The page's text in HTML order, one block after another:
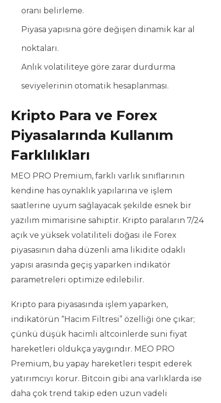
oranı belirleme.
Piyasa yapısına göre değişen dinamik kar al
noktaları.
Anlık volatiliteye göre zarar durdurma
seviyelerinin otomatik hesaplanması.
Kripto Para ve Forex
Piyasalarında Kullanım
Farklılıkları
MEO PRO Premium, farklı varlık sınıflarının
kendine has oynaklık yapılarına ve işlem
saatlerine uyum sağlayacak şekilde esnek bir
yazılım mimarisine sahiptir. Kripto paraların 7/24
açık ve yüksek volatiliteli doğası ile Forex
piyasasının daha düzenli ama likidite odaklı
yapısı arasında geçiş yaparken indikatör
parametreleri optimize edilebilir.
Kripto para piyasasında işlem yaparken,
indikatörün “Hacim Filtresi” özelliği öne çıkar;
çünkü düşük hacimli altcoinlerde suni fiyat
hareketleri oldukça yaygındır. MEO PRO
Premium, bu yapay hareketleri tespit ederek
yatırımcıyı korur. Bitcoin gibi ana varlıklarda ise
daha çok trend takip eden uzun vadeli